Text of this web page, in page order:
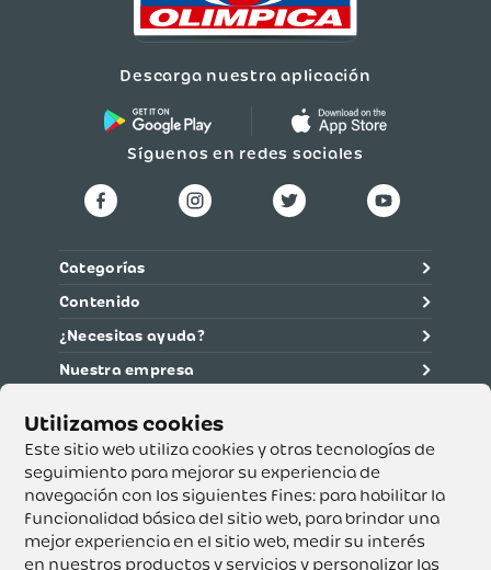
Este sitio web utiliza cookies y otras tecnologías de
seguimiento para mejorar su experiencia de
navegación con los siguientes fines: para habilitar la
funcionalidad básica del sitio web, para brindar una
mejor experiencia en el sitio web, medir su interés
en nuestros productos y servicios y personalizar las
Descarga nuestra aplicación
Síguenos en redes sociales
Categorías
Contenido
¿Necesitas ayuda?
Nuestra empresa
Supertiendas y Drogería Olímpica S.A. - Nit 890.107.487 -
Dirección de notificación: Calle 53 No. 46-192 local 3-01
Teléfono: 3232540999 - Correo:
servicioalcliente@olimpica.com.co